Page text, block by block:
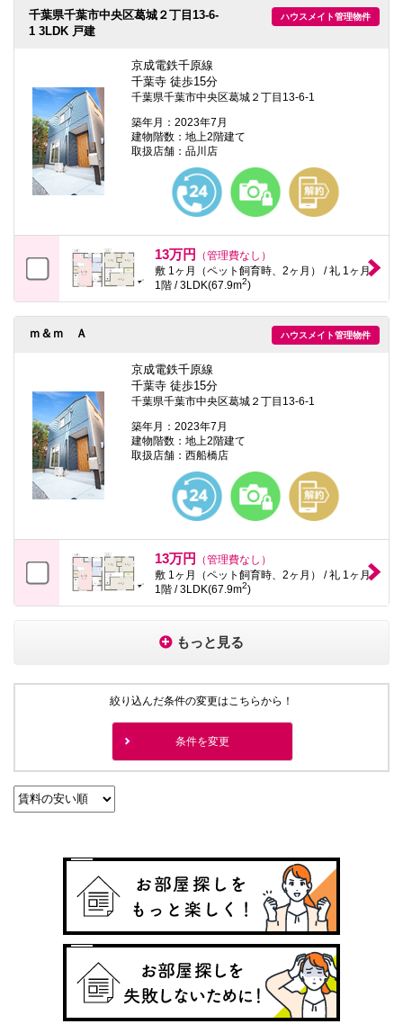
ハウスメイト管理物件
千葉県千葉市中央区葛城２丁目13-6-
1 3LDK 戸建
京成電鉄千原線
千葉寺 徒歩15分
千葉県千葉市中央区葛城２丁目13-6-1
築年月：2023年7月
建物階数：地上2階建て
取扱店舗：品川店
13万円
（管理費なし）
敷 1ヶ月（ペット飼育時、2ヶ月） / 礼 1ヶ月
1階 / 3LDK(67.9m2)
ハウスメイト管理物件
ｍ＆ｍ Ａ
京成電鉄千原線
千葉寺 徒歩15分
千葉県千葉市中央区葛城２丁目13-6-1
築年月：2023年7月
建物階数：地上2階建て
取扱店舗：西船橋店
13万円
（管理費なし）
敷 1ヶ月（ペット飼育時、2ヶ月） / 礼 1ヶ月
1階 / 3LDK(67.9m2)
もっと見る
絞り込んだ条件の変更はこちらから！
条件を変更